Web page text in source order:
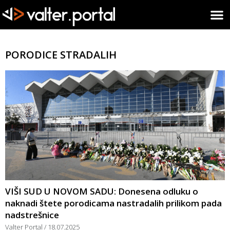
PORODICE STRADALIH
VIŠI SUD U NOVOM SADU: Donesena odluku o
naknadi štete porodicama nastradalih prilikom pada
nadstrešnice
Valter Portal 18.07.2025